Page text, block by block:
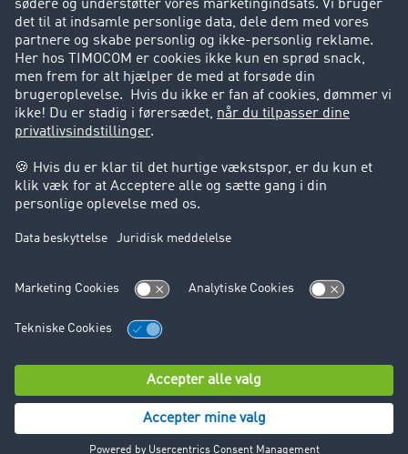
Success Stories
Support
Support
Juridiske forhold
Kolofon
Brugerbetingelser
© TIMOCOM GmbH 2026. Alle rettigheder forbeholdt